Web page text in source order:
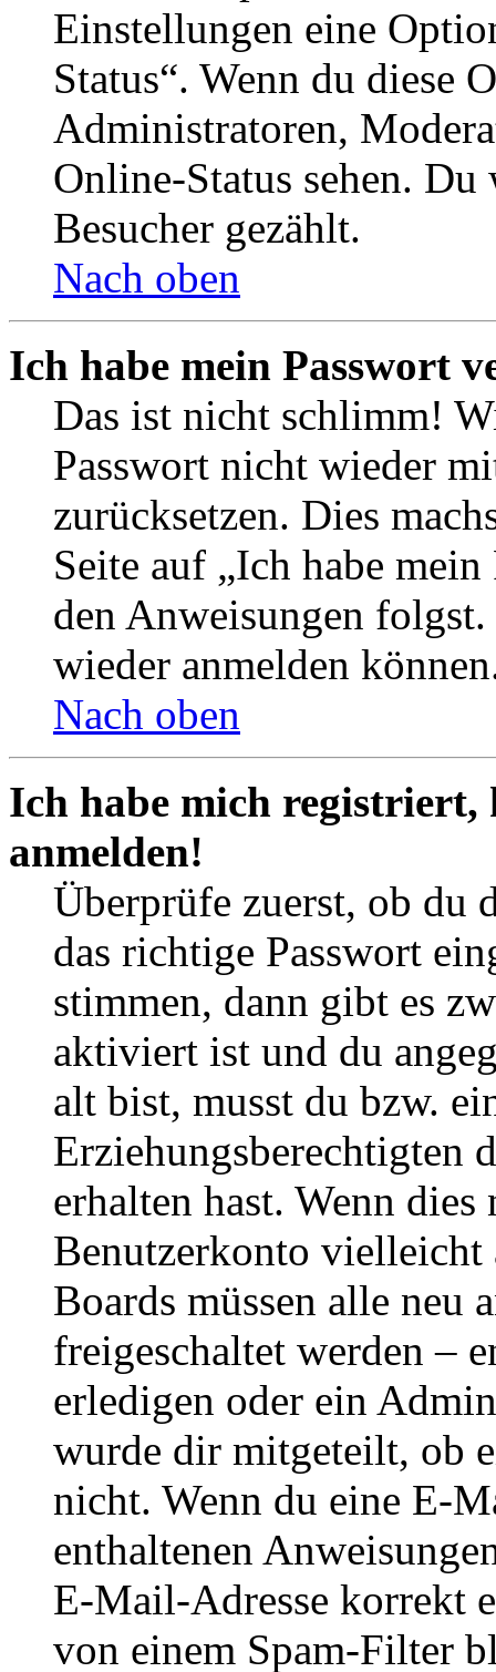
Einstellungen eine
Status“. Wenn du diese
Administratoren,
Online-Status sehen.
Besucher gezählt.
Nach oben
Ich habe mein Passwort
Das ist nicht schlimm!
Passwort nicht wieder
zurücksetzen. Dies
Seite auf „Ich habe
den Anweisungen
wieder anmelden
Nach oben
Ich habe mich
anmelden!
Überprüfe zuerst, ob du
das richtige Passwort
stimmen, dann gibt es
aktiviert ist und du
alt bist, musst du bzw.
Erziehungsberechtigten
erhalten hast. Wenn
Benutzerkonto
Boards müssen alle neu
freigeschaltet werden –
erledigen oder ein
wurde dir mitgeteilt, ob
nicht. Wenn du eine E-
enthaltenen
E-Mail-Adresse korrekt
von einem Spam-Filter